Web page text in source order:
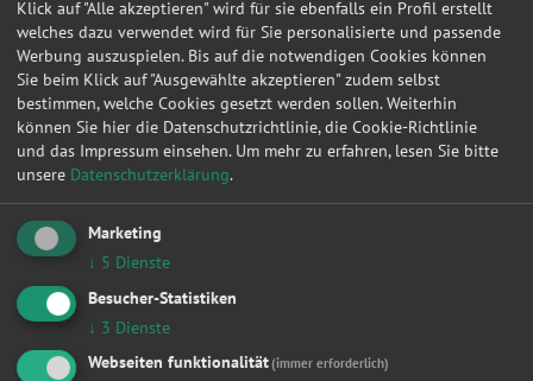
Kontakt
Erich, Kühn
Bernsdorf 3
Saalfelder Höhe
Klick auf "Alle akzeptieren" wird für sie ebenfalls ein Profil erstellt
welches dazu verwendet wird für Sie personalisierte und passende
Werbung auszuspielen. Bis auf die notwendigen Cookies können
Sie beim Klick auf "Ausgewählte akzeptieren" zudem selbst
bestimmen, welche Cookies gesetzt werden sollen. Weiterhin
können Sie hier die Datenschutzrichtlinie, die Cookie-Richtlinie
und das Impressum einsehen. Um mehr zu erfahren, lesen Sie bitte
unsere Datenschutzerklärung.
Marketing
↓ 5 Dienste
Besucher-Statistiken
↓ 3 Dienste
Webseiten funktionalität(immer erforderlich)